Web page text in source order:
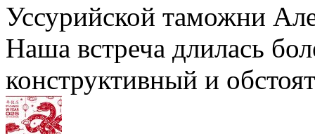
Уссурийской таможни
Наша встреча длилась
конструктивный и